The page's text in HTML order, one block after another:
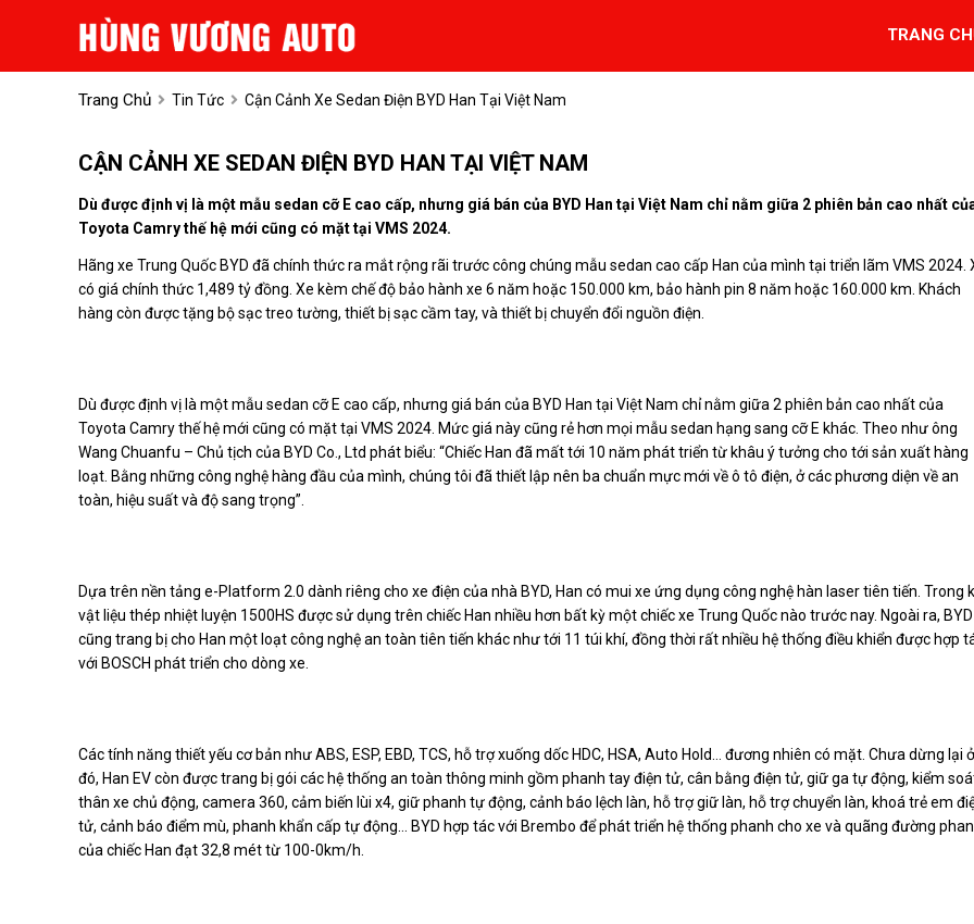
TRANG
Trang Chủ Tin Tức Cận Cảnh Xe Sedan Điện BYD Han Tại Việt Nam
CẬN CẢNH XE SEDAN ĐIỆN BYD HAN TẠI VIỆT NAM
Dù được định vị là một mẫu sedan cỡ E cao cấp, nhưng giá bán của BYD Han tại Việt Nam chỉ nằm giữa 2 phiên bản cao nhất
Toyota Camry thế hệ mới cũng có mặt tại VMS 2024.
Hãng xe Trung Quốc BYD đã chính thức ra mắt rộng rãi trước công chúng mẫu sedan cao cấp Han của mình tại triển lãm VMS 2024.
có giá chính thức 1,489 tỷ đồng. Xe kèm chế độ bảo hành xe 6 năm hoặc 150.000 km, bảo hành pin 8 năm hoặc 160.000 km. Khách
hàng còn được tặng bộ sạc treo tường, thiết bị sạc cầm tay, và thiết bị chuyển đổi nguồn điện.
Dù được định vị là một mẫu sedan cỡ E cao cấp, nhưng giá bán của BYD Han tại Việt Nam chỉ nằm giữa 2 phiên bản cao nhất của
Toyota Camry thế hệ mới cũng có mặt tại VMS 2024. Mức giá này cũng rẻ hơn mọi mẫu sedan hạng sang cỡ E khác. Theo như ông
Wang Chuanfu – Chủ tịch của BYD Co., Ltd phát biểu: “Chiếc Han đã mất tới 10 năm phát triển từ khâu ý tưởng cho tới sản xuất hàng
loạt. Bằng những công nghệ hàng đầu của mình, chúng tôi đã thiết lập nên ba chuẩn mực mới về ô tô điện, ở các phương diện về an
toàn, hiệu suất và độ sang trọng”.
Dựa trên nền tảng e-Platform 2.0 dành riêng cho xe điện của nhà BYD, Han có mui xe ứng dụng công nghệ hàn laser tiên tiến. Trong
vật liệu thép nhiệt luyện 1500HS được sử dụng trên chiếc Han nhiều hơn bất kỳ một chiếc xe Trung Quốc nào trước nay. Ngoài ra, BYD
cũng trang bị cho Han một loạt công nghệ an toàn tiên tiến khác như tới 11 túi khí, đồng thời rất nhiều hệ thống điều khiển được hợp
với BOSCH phát triển cho dòng xe.
Các tính năng thiết yếu cơ bản như ABS, ESP, EBD, TCS, hỗ trợ xuống dốc HDC, HSA, Auto Hold… đương nhiên có mặt. Chưa dừng lại ở
đó, Han EV còn được trang bị gói các hệ thống an toàn thông minh gồm phanh tay điện tử, cân bằng điện tử, giữ ga tự động, kiểm
thân xe chủ động, camera 360, cảm biến lùi x4, giữ phanh tự động, cảnh báo lệch làn, hỗ trợ giữ làn, hỗ trợ chuyển làn, khoá trẻ em
tử, cảnh báo điểm mù, phanh khẩn cấp tự động... BYD hợp tác với Brembo để phát triển hệ thống phanh cho xe và quãng đường
của chiếc Han đạt 32,8 mét từ 100-0km/h.